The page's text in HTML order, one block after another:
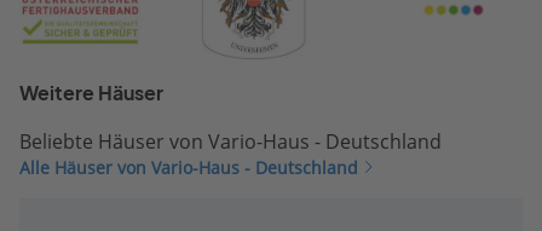
Weitere Häuser
Beliebte Häuser von Vario-Haus - Deutschland
Alle Häuser von Vario-Haus - Deutschland